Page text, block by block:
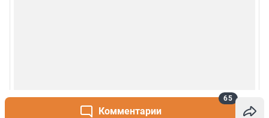
Комментарии
65